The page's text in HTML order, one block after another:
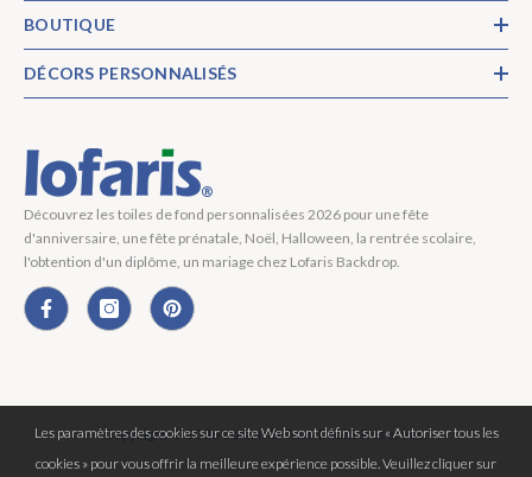
BOUTIQUE
DÉCORS PERSONNALISÉS
Découvrez les toiles de fond personnalisées 2026 pour une fête
d'anniversaire, une fête prénatale, Noël, Halloween, la rentrée scolaire,
l'obtention d'un diplôme, un mariage chez Lofaris Backdrop.
Copyright © 2026 Lofaris® Tous Droits Réservés.
Les paramètres des cookies sur ce site Web sont définis sur « Autoriser tous les
cookies » pour vous offrir la meilleure expérience possible. Veuillez cliquer sur